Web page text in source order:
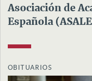
Asociación de
Española
OBITUARIOS